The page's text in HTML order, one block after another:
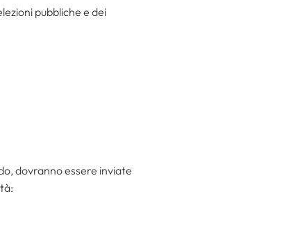
pubbliche e dei
dovranno essere inviate